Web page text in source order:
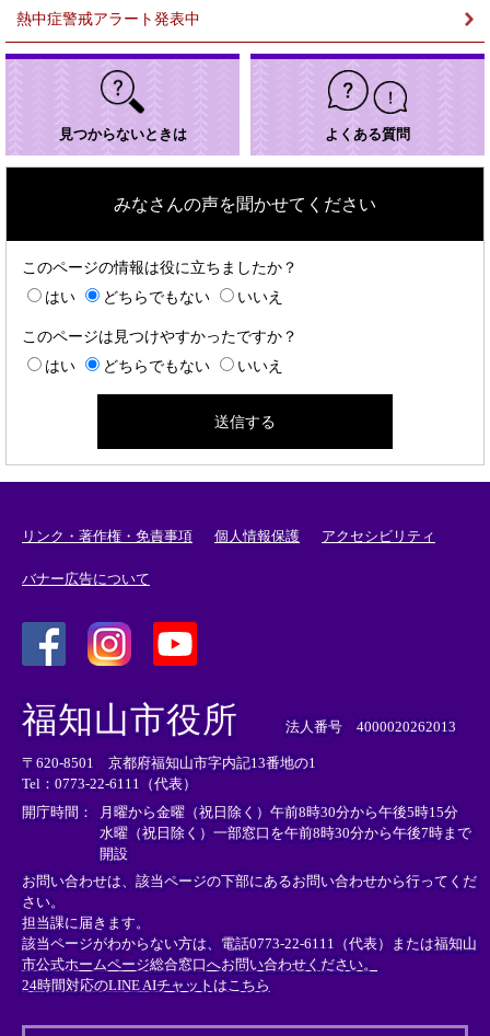
熱中症警戒アラート発表中
見つからないときは よくある質問
みなさんの声を聞かせてください
このページの情報は役に立ちましたか？
はい
どちらでもない いいえ
このページは見つけやすかったですか？
はい
どちらでもない いいえ
リンク・著作権・免責事項 個人情報保護 アクセシビリティ
バナー広告について
外
部
リ
ン
ク
＞
外
リ
ン
ク
＞
外
部
ン
ク
＞
福知山市役所 法人番号 4000020262013
〒620-8501 京都府福知山市字内記13番地の1
Tel：0773-22-6111（代表）
開庁時間：
月曜から金曜（祝日除く）午前8時30分から午後5時15分
水曜（祝日除く）一部窓口を午前8時30分から午後7時まで
開設
お問い合わせは、該当ページの下部にあるお問い合わせから行ってくだ
さい。
担当課に届きます。
該当ページがわからない方は、電話0773-22-6111（代表）または福知山
市公式ホームページ総合窓口へお問い合わせください。
24時間対応のLINE AIチャットはこちら
外